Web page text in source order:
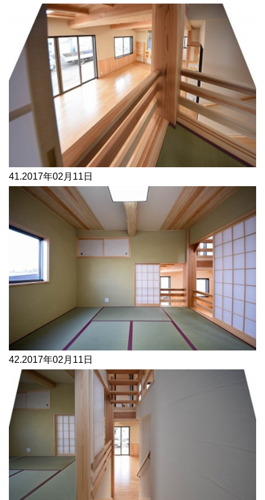
41.2017年02月11日
42.2017年02月11日